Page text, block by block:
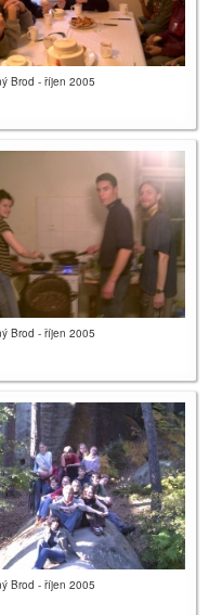
Brod - říjen 2005
Brod - říjen 2005
Brod - říjen 2005